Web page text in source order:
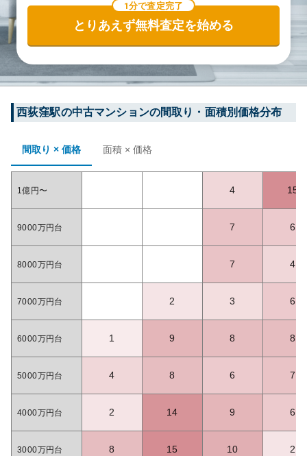
1分で査定完了
とりあえず無料査定を始める
西荻窪駅の中古マンションの間取り・面積別価格分布
間取り × 価格 面積 × 価格
1億円〜 4 15
9000万円台 7 6
8000万円台 7 4
7000万円台 2 3 6
6000万円台 1 9 8 8
5000万円台 4 8 6 7
4000万円台 2 14 9 6
3000万円台 8 15 10 2